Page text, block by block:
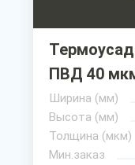
ПВД 40
Ширина (мм)
Высота (мм)
Толщина (мкм)
Мин.заказ